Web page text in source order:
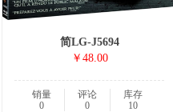
简LG-J5694
￥48.00
销量
0
评论
0
库存
10